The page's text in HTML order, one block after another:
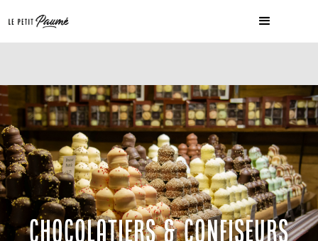
CHOCOLATIERS & CONFISEURS